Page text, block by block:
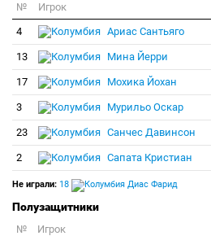
№ Игрок
4
Ариас Сантьяго
13 Мина Йерри
17 Мохика Йохан
3 Мурильо Оскар
23 Санчес Давинсон
2 Сапата Кристиан
Не играли: 18 Диас Фарид
Полузащитники
№ Игрок